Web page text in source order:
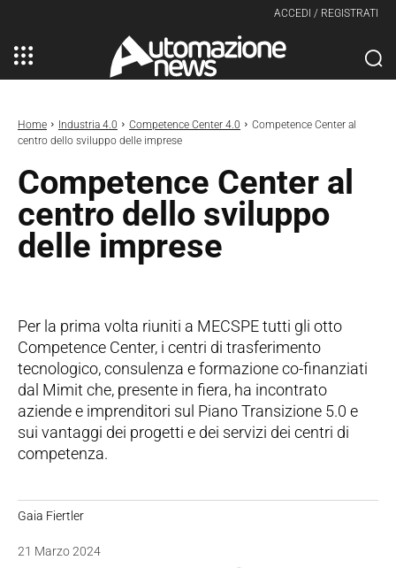
ACCEDI / REGISTRATI
Home Industria 4.0 Competence Center 4.0
Competence Center al
centro dello sviluppo delle imprese
Competence Center al
centro dello sviluppo
delle imprese
Per la prima volta riuniti a MECSPE tutti gli otto
Competence Center, i centri di trasferimento
tecnologico, consulenza e formazione co-finanziati
dal Mimit che, presente in fiera, ha incontrato
aziende e imprenditori sul Piano Transizione 5.0 e
sui vantaggi dei progetti e dei servizi dei centri di
competenza.
Gaia Fiertler
21 Marzo 2024